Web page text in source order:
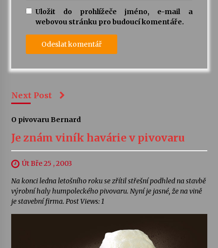
Uložit do prohlížeče jméno, e-mail a
webovou stránku pro budoucí komentáře.
Next Post
O pivovaru Bernard
Je znám viník havárie v pivovaru
Út Bře 25 , 2003
Na konci ledna letošního roku se zřítil střešní podhled na stavbě
výrobní haly humpoleckého pivovaru. Nyní je jasné, že na vině
je stavební firma. Post Views: 1